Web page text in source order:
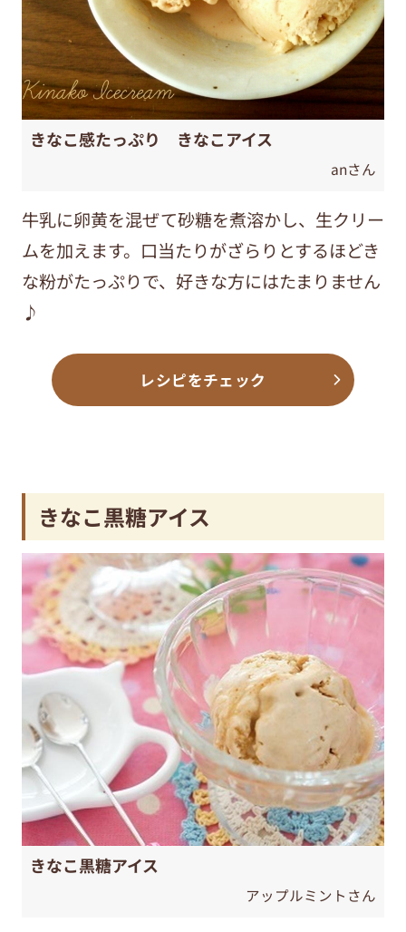
きなこ感たっぷり きなこアイス
anさん
牛乳に卵黄を混ぜて砂糖を煮溶かし、生クリー
ムを加えます。口当たりがざらりとするほどき
な粉がたっぷりで、好きな方にはたまりません
♪
レシピをチェック
きなこ黒糖アイス
きなこ黒糖アイス
アップルミントさん